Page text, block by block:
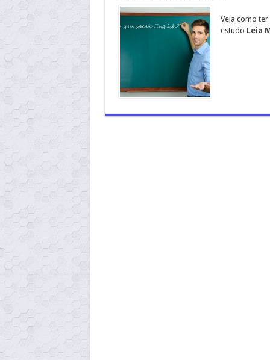
Veja como
estudo Leia